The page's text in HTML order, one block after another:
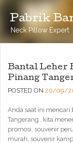
Pabrik
Neck Pillow Expert
Bantal Leher
Pinang
POSTED ON 20/09/
Anda saat ini mencari
Tangerang , kita
promosi, souvenir
murah, souvenir